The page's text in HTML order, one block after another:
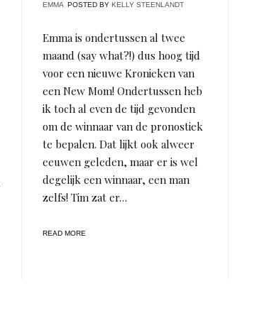
EMMA POSTED BY KELLY STEENLANDT
Emma is ondertussen al twee
maand (say what?!) dus hoog tijd
voor een nieuwe Kronieken van
een New Mom! Ondertussen heb
ik toch al even de tijd gevonden
om de winnaar van de pronostiek
te bepalen. Dat lijkt ook alweer
eeuwen geleden, maar er is wel
degelijk een winnaar, een man
zelfs! Tim zat er…
READ MORE